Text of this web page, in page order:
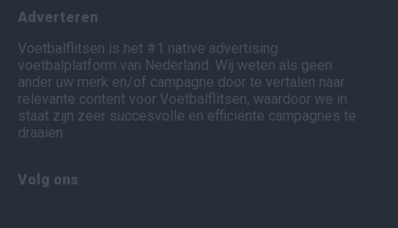
Adverteren
Voetbalflitsen is het #1 native advertising
voetbalplatform van Nederland. Wij weten als geen
ander uw merk en/of campagne door te vertalen naar
relevante content voor Voetbalflitsen, waardoor we in
staat zijn zeer succesvolle en efficiënte campagnes te
draaien.
Volg ons